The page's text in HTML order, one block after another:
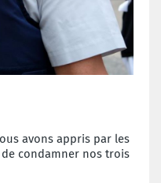
avons appris par les
de condamner nos trois